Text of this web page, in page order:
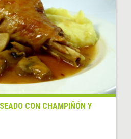
CON CHAMPIÑÓN Y